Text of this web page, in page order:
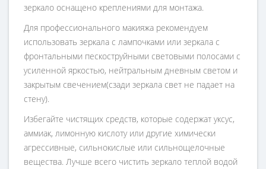
зеркало оснащено креплениями для монтажа.
Для профессионального макияжа рекомендуем
использовать зеркала с лампочками или зеркала с
фронтальными пескоструйными световыми полосами с
усиленной яркостью, нейтральным дневным светом и
закрытым свечением(сзади зеркала свет не падает на
стену).
Избегайте чистящих средств, которые содержат уксус,
аммиак, лимонную кислоту или другие химически
агрессивные, сильнокислые или сильнощелочные
вещества. Лучше всего чистить зеркало теплой водой